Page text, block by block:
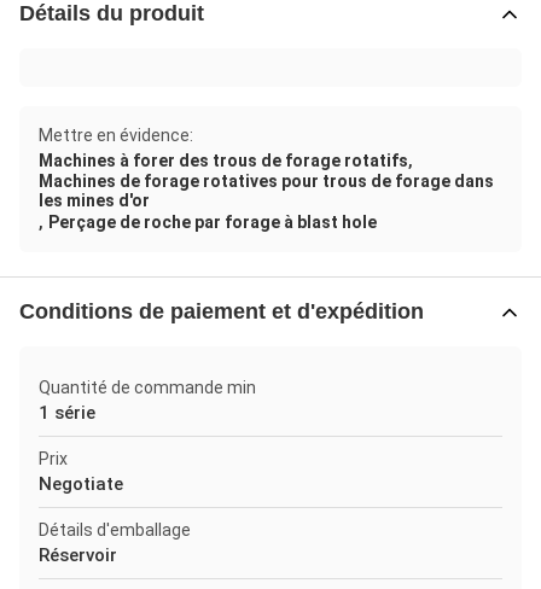
Détails du produit
Mettre en évidence:
Machines à forer des trous de forage rotatifs,
Machines de forage rotatives pour trous de forage dans
les mines d'or
, Perçage de roche par forage à blast hole
Conditions de paiement et d'expédition
Quantité de commande min
1 série
Prix
Negotiate
Détails d'emballage
Réservoir